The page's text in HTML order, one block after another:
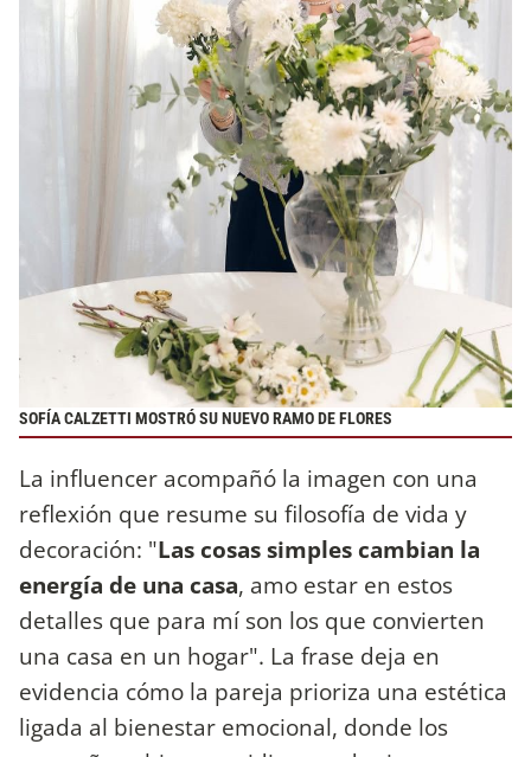
SOFÍA CALZETTI MOSTRÓ SU NUEVO RAMO DE FLORES
La influencer acompañó la imagen con una
reflexión que resume su filosofía de vida y
decoración: "Las cosas simples cambian la
energía de una casa, amo estar en estos
detalles que para mí son los que convierten
una casa en un hogar". La frase deja en
evidencia cómo la pareja prioriza una estética
ligada al bienestar emocional, donde los